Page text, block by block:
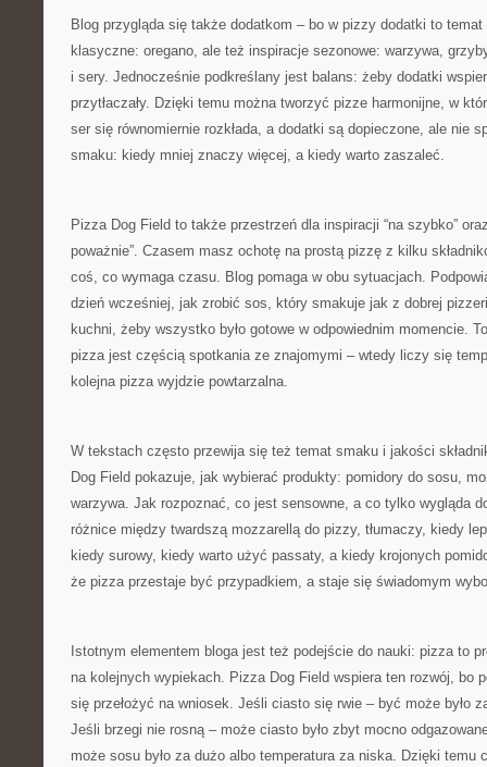
Blog przygląda się także dodatkom – bo w pizzy dodatki to
klasyczne: oregano, ale też inspiracje sezonowe: warzywa,
i sery. Jednocześnie podkreślany jest balans: żeby dodatki
przytłaczały. Dzięki temu można tworzyć pizze harmonijne, w
ser się równomiernie rozkłada, a dodatki są dopieczone, ale nie
smaku: kiedy mniej znaczy więcej, a kiedy warto zaszaleć.
Pizza Dog Field to także przestrzeń dla inspiracji “na szybko”
poważnie”. Czasem masz ochotę na prostą pizzę z kilku
coś, co wymaga czasu. Blog pomaga w obu sytuacjach.
dzień wcześniej, jak zrobić sos, który smakuje jak z dobrej
kuchni, żeby wszystko było gotowe w odpowiednim momencie.
pizza jest częścią spotkania ze znajomymi – wtedy liczy się
kolejna pizza wyjdzie powtarzalna.
W tekstach często przewija się też temat smaku i jakości
Dog Field pokazuje, jak wybierać produkty: pomidory do sosu,
warzywa. Jak rozpoznać, co jest sensowne, a co tylko wygląda
różnice między twardszą mozzarellą do pizzy, tłumaczy, kiedy
kiedy surowy, kiedy warto użyć passaty, a kiedy krojonych
że pizza przestaje być przypadkiem, a staje się świadomym
Istotnym elementem bloga jest też podejście do nauki: pizza to
na kolejnych wypiekach. Pizza Dog Field wspiera ten rozwój, bo
się przełożyć na wniosek. Jeśli ciasto się rwie – być może było
Jeśli brzegi nie rosną – może ciasto było zbyt mocno
może sosu było za dużo albo temperatura za niska. Dzięki temu